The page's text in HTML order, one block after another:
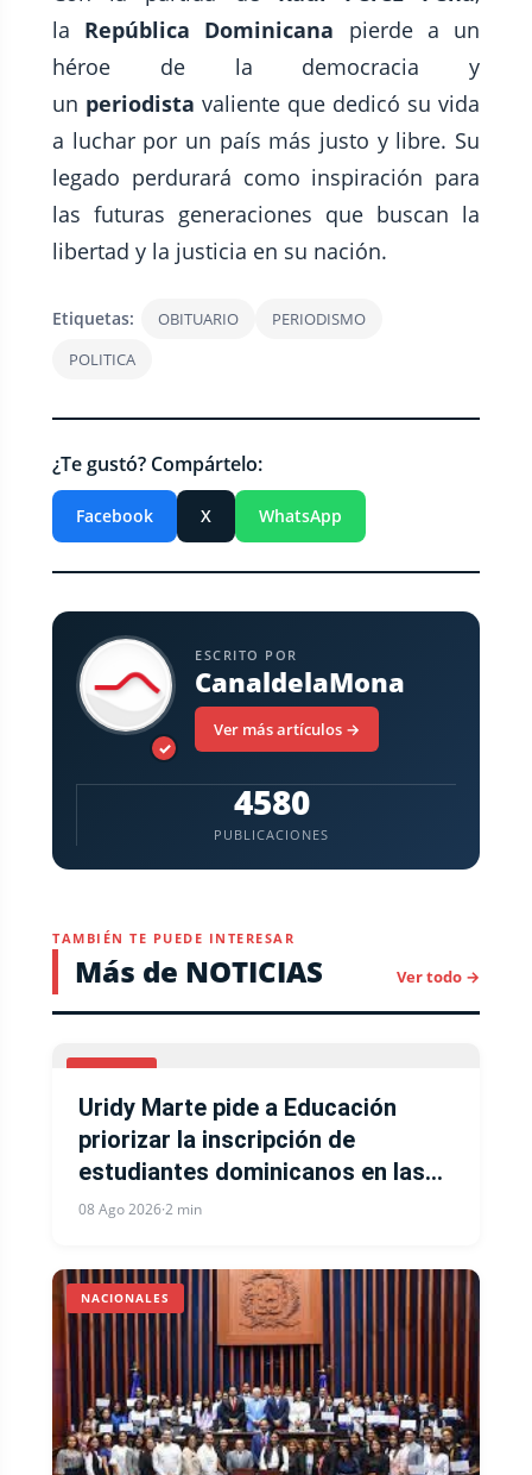
la República Dominicana pierde a un
héroe de la democracia y
un periodista valiente que dedicó su vida
a luchar por un país más justo y libre. Su
legado perdurará como inspiración para
las futuras generaciones que buscan la
libertad y la justicia en su nación.
Etiquetas: OBITUARIO
PERIODISMO
POLITICA
¿Te gustó? Compártelo:
Facebook X WhatsApp
✓
ESCRITO POR
CanaldelaMona
Ver más artículos →
4580
PUBLICACIONES
TAMBIÉN TE PUEDE INTERESAR
Más de NOTICIAS Ver todo →
LOCALES
Uridy Marte pide a Educación
priorizar la inscripción de
estudiantes dominicanos en las
escuelas públicas
08 Ago 2026·2 min
NACIONALES